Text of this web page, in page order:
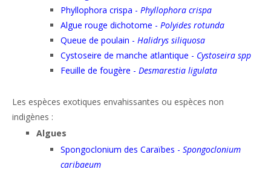
Phyllophora crispa - Phyllophora crispa
Algue rouge dichotome - Polyides rotunda
Queue de poulain - Halidrys siliquosa
Cystoseire de manche atlantique - Cystoseira spp
Feuille de fougère - Desmarestia ligulata
Les espèces exotiques envahissantes ou espèces non
indigènes :
Algues
Spongoclonium des Caraïbes - Spongoclonium
caribaeum